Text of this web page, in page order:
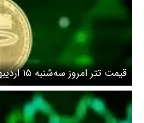
قیمت تتر امروز سه‌شنبه ۱۵ اردیبهشت 1405/کاهش قیمت